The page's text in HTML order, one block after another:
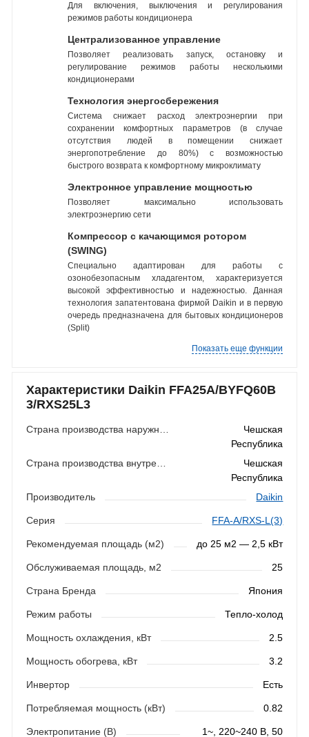
Для включения, выключения и регулирования
режимов работы кондиционера
Централизованное управление
Позволяет реализовать запуск, остановку и
регулирование режимов работы несколькими
кондиционерами
Технология энергосбережения
Система снижает расход электроэнергии при
сохранении комфортных параметров (в случае
отсутствия людей в помещении снижает
энергопотребление до 80%) с возможностью
быстрого возврата к комфортному микроклимату
Электронное управление мощностью
Позволяет максимально использовать
электроэнергию сети
Компрессор с качающимся ротором
(SWING)
Специально адаптирован для работы с
озонобезопасным хладагентом, характеризуется
высокой эффективностью и надежностью. Данная
технология запатентована фирмой Daikin и в первую
очередь предназначена для бытовых кондиционеров
(Split)
Показать еще функции
Характеристики Daikin FFA25A/BYFQ60B
3/RXS25L3
Страна производства наружного блока
Чешская
Республика
Страна производства внутреннего блока
Чешская
Республика
Производитель
Daikin
Серия FFA-A/RXS-L(3)
Рекомендуемая площадь (м2) до 25 м2 — 2,5 кВт
Обслуживаемая площадь, м2 25
Страна Бренда Япония
Режим работы Тепло-холод
Мощность охлаждения, кВт 2.5
Мощность обогрева, кВт 3.2
Инвертор Есть
Потребляемая мощность (кВт) 0.82
Электропитание (В)
1~, 220~240 В, 50